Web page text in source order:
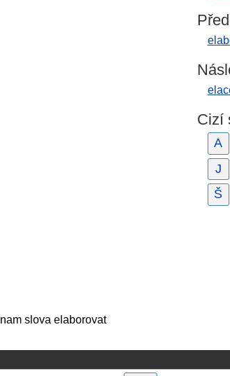
slova elaborovat
Cizí
A
J
Š